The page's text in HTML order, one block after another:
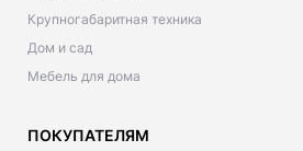
Крупногабаритная техника
Дом и сад
Мебель для дома
ПОКУПАТЕЛЯМ